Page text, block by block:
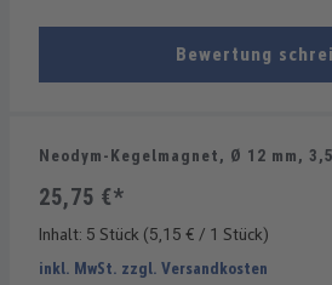
Bewertung
Neodym-Kegelmagnet, Ø 12 mm,
25,75 €*
Inhalt: 5 Stück (5,15 € / 1 Stück)
inkl. MwSt. zzgl. Versandkosten